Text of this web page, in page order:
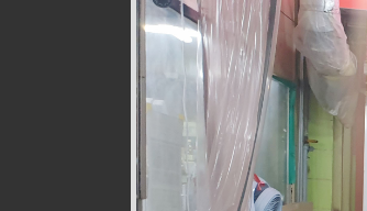
식품
032-421-1000
구월로276번길 6